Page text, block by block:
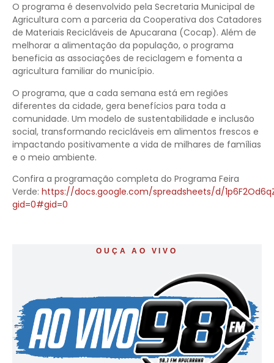
O programa é desenvolvido pela Secretaria Municipal de
Agricultura com a parceria da Cooperativa dos Catadores
de Materiais Recicláveis de Apucarana (Cocap). Além de
melhorar a alimentação da população, o programa
beneficia as associações de reciclagem e fomenta a
agricultura familiar do município.
O programa, que a cada semana está em regiões
diferentes da cidade, gera benefícios para toda a
comunidade. Um modelo de sustentabilidade e inclusão
social, transformando recicláveis em alimentos frescos e
impactando positivamente a vida de milhares de famílias
e o meio ambiente.
Confira a programação completa do Programa Feira
Verde: https://docs.google.com/spreadsheets/d/
gid=0#gid=0
OUÇA AO VIVO